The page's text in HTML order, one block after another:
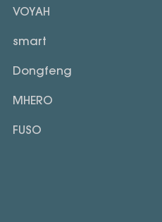
VOYAH
smart
Dongfeng
MHERO
FUSO